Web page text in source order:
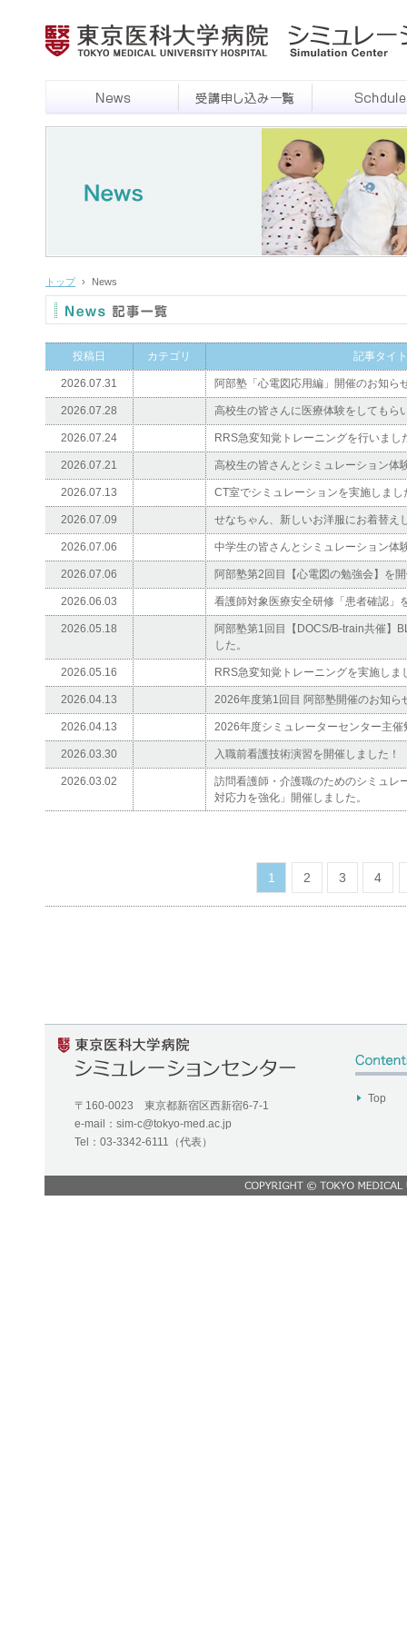
トップ › News
投稿日 カテゴリ 記事タイ
2026.07.31 阿部塾「心電図応用編」開催のお知ら
2026.07.28 高校生の皆さんに医療体験をしてもら
2026.07.24 RRS急変知覚トレーニングを行いまし
2026.07.21 高校生の皆さんとシミュレーション体
2026.07.13 CT室でシミュレーションを実施しまし
2026.07.09 せなちゃん、新しいお洋服にお着替え
2026.07.06 中学生の皆さんとシミュレーション体
2026.07.06 阿部塾第2回目【心電図の勉強会】を
2026.06.03 看護師対象医療安全研修「患者確認」
2026.05.18
阿部塾第1回目【DOCS/B-train共催】
した。
2026.05.16 RRS急変知覚トレーニングを実施しま
2026.04.13 2026年度第1回目 阿部塾開催のお知ら
2026.04.13 2026年度シミュレーターセンター主
2026.03.30 入職前看護技術演習を開催しました！
2026.03.02
訪問看護師・介護職のためのシミュレ
対応力を強化」開催しました。
1 2 3 4
〒160-0023 東京都新宿区西新宿6-7-1
e-mail： sim-c@tokyo-med.ac.jp
Tel：03-3342-6111（代表）
Top